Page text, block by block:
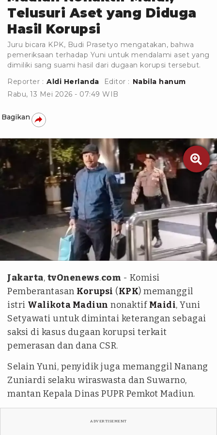
Telusuri Aset yang Diduga
Hasil Korupsi
Juru bicara KPK, Budi Prasetyo mengatakan, bahwa
pemeriksaan terhadap Yuni untuk mendalami aset yang
dimiliki sang suami hasil dari dugaan korupsi tersebut.
Reporter : Aldi Herlanda Editor : Nabila hanum
Rabu, 13 Mei 2026 - 07:49 WIB
Bagikan

tvOnenews/Aldi Herlanda
Jakarta, tvOnenews.com - Komisi
Pemberantasan Korupsi (KPK) memanggil
istri Walikota Madiun nonaktif Maidi, Yuni
Setyawati untuk dimintai keterangan sebagai
saksi di kasus dugaan korupsi terkait
pemerasan dan dana CSR.
Selain Yuni, penyidik juga memanggil Nanang
Zuniardi selaku wiraswasta dan Suwarno,
mantan Kepala Dinas PUPR Pemkot Madiun.
ADVERTISEMENT